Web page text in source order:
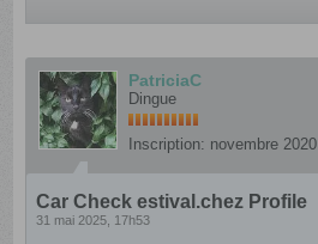
PatriciaC
Dingue
Inscription: novembre 2020
Car Check estival.chez Profile
31 mai 2025, 17h53